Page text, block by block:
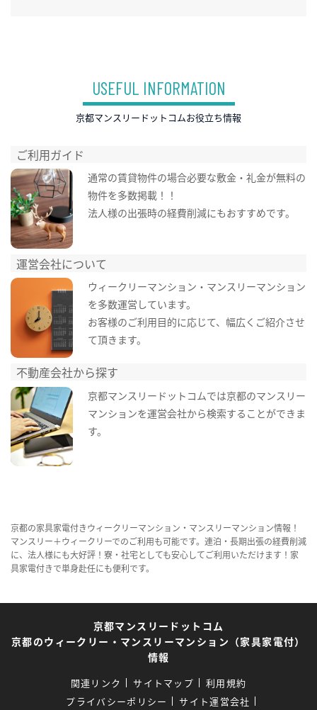
USEFUL INFORMATION
京都マンスリードットコムお役立ち情報
ご利用ガイド
通常の賃貸物件の場合必要な敷金・礼金が無料の
物件を多数掲載！！
法人様の出張時の経費削減にもおすすめです。
運営会社について
ウィークリーマンション・マンスリーマンション
を多数運営しています。
お客様のご利用目的に応じて、幅広くご紹介させ
て頂きます。
不動産会社から探す
京都マンスリードットコムでは京都のマンスリー
マンションを運営会社から検索することができま
す。
京都の家具家電付きウィークリーマンション・マンスリーマンション情報！
マンスリー＋ウィークリーでのご利用も可能です。連泊・長期出張の経費削減
に、法人様にも大好評！寮・社宅としても安心してご利用いただけます！家
具家電付きで単身赴任にも便利です。
京都マンスリードットコム
京都のウィークリー・マンスリーマンション（家具家電付）
情報
関連リンク サイトマップ
利用規約
プライバシーポリシー
サイト運営会社